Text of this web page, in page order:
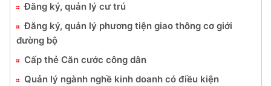
Đăng ký, quản lý cư trú
Đăng ký, quản lý phương tiện giao thông cơ giới
đường bộ
Cấp thẻ Căn cước công dân
Quản lý ngành nghề kinh doanh có điều kiện